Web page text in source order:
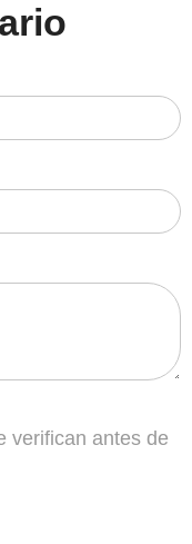
verifican antes de